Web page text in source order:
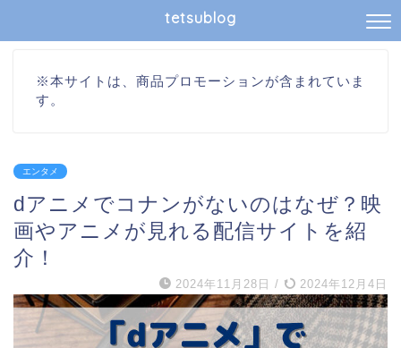
tetsublog
※本サイトは、商品プロモーションが含まれていま
す。
エンタメ
dアニメでコナンがないのはなぜ？映
画やアニメが見れる配信サイトを紹
介！
2024年11月28日 / 2024年12月4日